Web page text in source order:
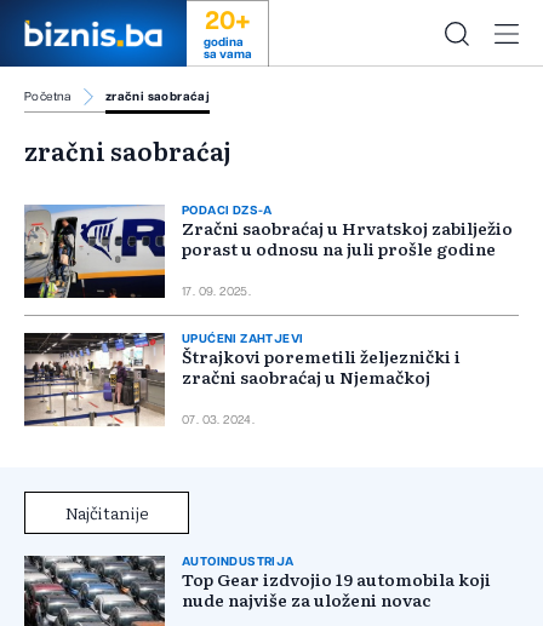
20+
godina
sa vama
Početna zračni saobraćaj
zračni saobraćaj
PODACI DZS-A
Zračni saobraćaj u Hrvatskoj zabilježio
porast u odnosu na juli prošle godine
17. 09. 2025.
UPUĆENI ZAHTJEVI
Štrajkovi poremetili željeznički i
zračni saobraćaj u Njemačkoj
07. 03. 2024.
Najčitanije
AUTOINDUSTRIJA
Top Gear izdvojio 19 automobila koji
nude najviše za uloženi novac